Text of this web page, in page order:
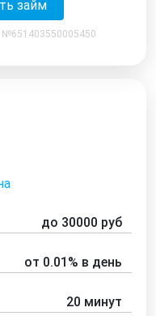
займ
№651403550005450
до 30000 руб
от 0.01% в день
20 минут